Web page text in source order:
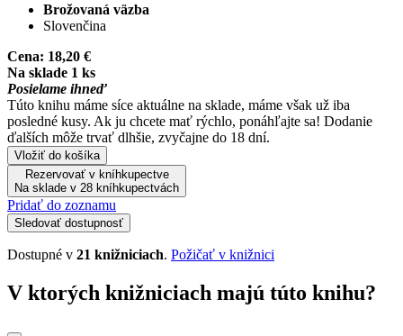
Brožovaná väzba
Slovenčina
Cena: 18,20 €
Na sklade 1 ks
Posielame ihneď
Túto knihu máme síce aktuálne na sklade, máme však už iba
posledné kusy. Ak ju chcete mať rýchlo, ponáhľajte sa! Dodanie
ďalších môže trvať dlhšie, zvyčajne do 18 dní.
Vložiť do košíka
Rezervovať v kníhkupectve
Na sklade v 28 kníhkupectvách
Pridať do zoznamu
Sledovať dostupnosť
Dostupné v 21 knižniciach. Požičať v knižnici
V ktorých knižniciach majú túto knihu?